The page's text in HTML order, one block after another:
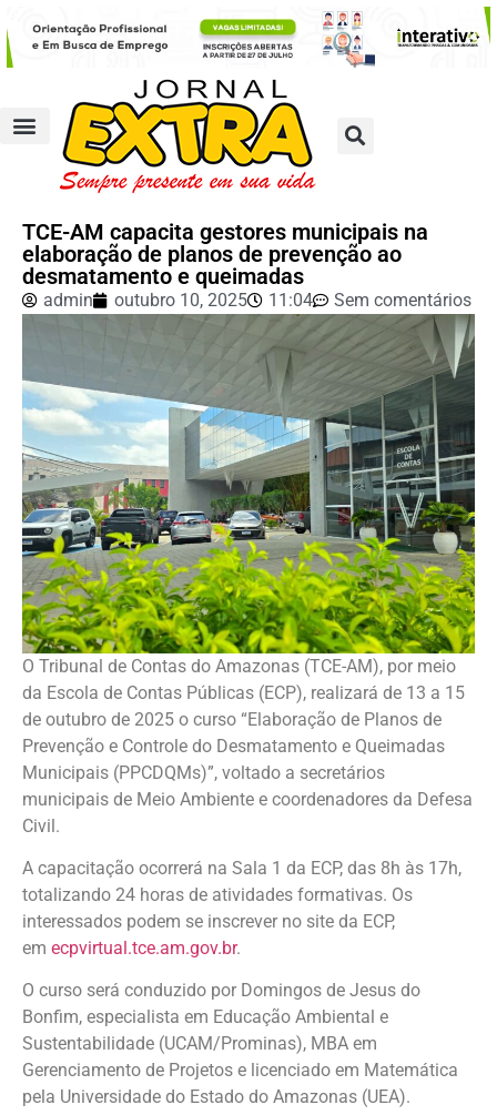
TCE-AM capacita gestores municipais na
elaboração de planos de prevenção ao
desmatamento e queimadas
admin outubro 10, 2025 11:04 Sem comentários
O Tribunal de Contas do Amazonas (TCE-AM), por meio
da Escola de Contas Públicas (ECP), realizará de 13 a 15
de outubro de 2025 o curso “Elaboração de Planos de
Prevenção e Controle do Desmatamento e Queimadas
Municipais (PPCDQMs)”, voltado a secretários
municipais de Meio Ambiente e coordenadores da Defesa
Civil.
A capacitação ocorrerá na Sala 1 da ECP, das 8h às 17h,
totalizando 24 horas de atividades formativas. Os
interessados podem se inscrever no site da ECP,
em ecpvirtual.tce.am.gov.br.
O curso será conduzido por Domingos de Jesus do
Bonfim, especialista em Educação Ambiental e
Sustentabilidade (UCAM/Prominas), MBA em
Gerenciamento de Projetos e licenciado em Matemática
pela Universidade do Estado do Amazonas (UEA).